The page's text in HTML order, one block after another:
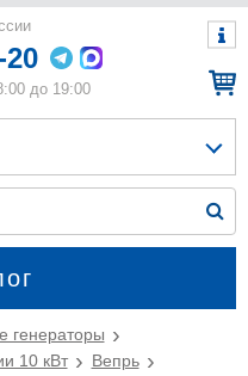
20
до 19:00
генераторы
10 кВт
Вепрь